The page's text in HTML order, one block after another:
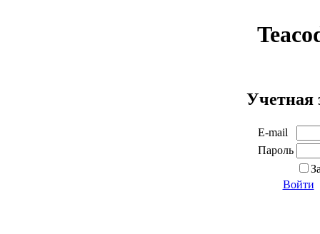
Учетная
E-mail
Пароль
Войти